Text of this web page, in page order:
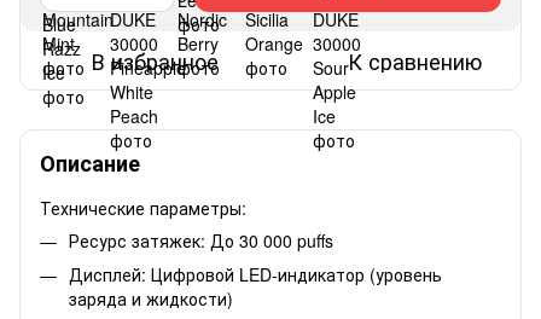
В избранное К сравнению
Описание
Технические параметры:
Ресурс затяжек: До 30 000 puffs
Дисплей: Цифровой LED-индикатор (уровень
заряда и жидкости)